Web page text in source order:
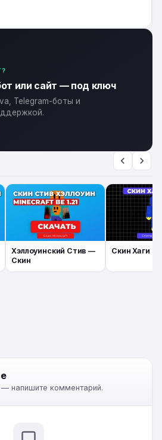
или сайт — под ключ
Telegram-боты и
Хэллоуинский Стив —
Скин
Скин Хаги
напишите комментарий.